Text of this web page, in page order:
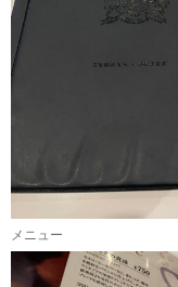
メニュー